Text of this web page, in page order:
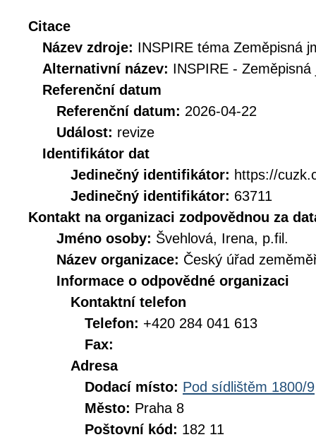
Citace
Název zdroje: INSPIRE téma Zeměpisná
Alternativní název: INSPIRE -
Referenční datum
Referenční datum: 2026-04-22
Událost: revize
Identifikátor dat
Jedinečný identifikátor: https://
Jedinečný identifikátor: 63711
Kontakt na organizaci zodpovědnou za
Jméno osoby: Švehlová, Irena, p.fil.
Název organizace: Český úřad
Informace o odpovědné organizaci
Kontaktní telefon
Telefon: +420 284 041 613
Fax:
Adresa
Dodací místo: Pod sídlištěm 1800/9
Město: Praha 8
Poštovní kód: 182 11